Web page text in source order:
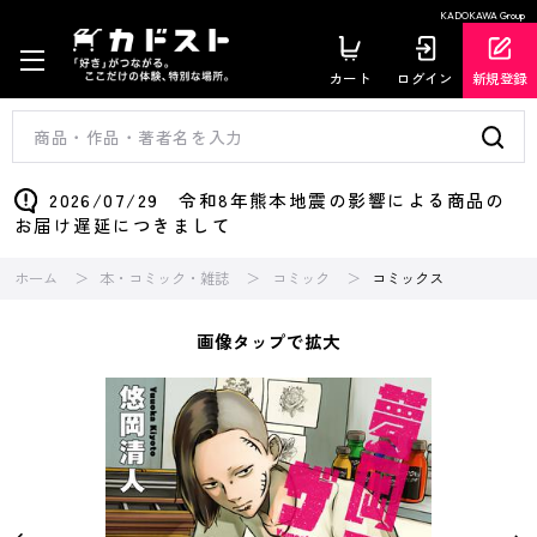
KADOKAWA Group
カート ログイン 新規登録
2026/07/29 令和8年熊本地震の影響による商品の
お届け遅延につきまして
ホーム 本・コミック・雑誌 コミック コミックス
画像タップで拡大